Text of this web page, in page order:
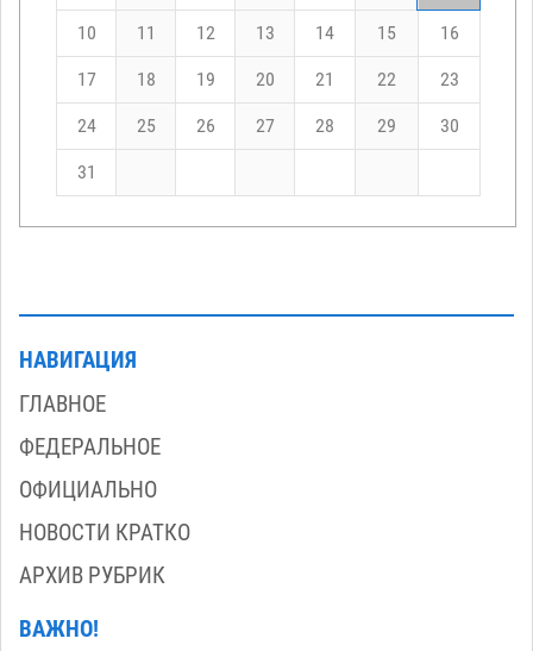
10 11 12 13 14 15 16
17 18 19 20 21 22 23
24 25 26 27 28 29 30
31
НАВИГАЦИЯ
ГЛАВНОЕ
ФЕДЕРАЛЬНОЕ
ОФИЦИАЛЬНО
НОВОСТИ КРАТКО
АРХИВ РУБРИК
ВАЖНО!